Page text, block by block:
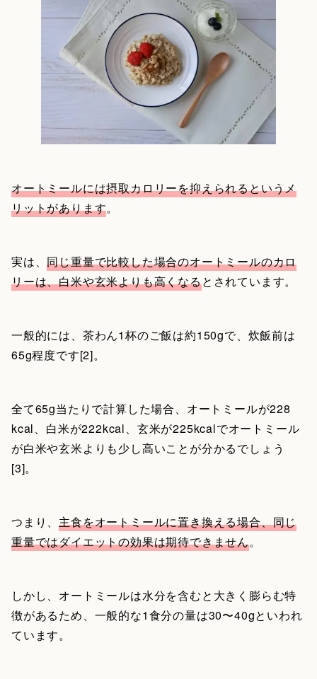
オートミールには摂取カロリーを抑えられるというメ
リットがあります。
実は、同じ重量で比較した場合のオートミールのカロ
リーは、白米や玄米よりも高くなるとされています。
一般的には、茶わん1杯のご飯は約150gで、炊飯前は
65g程度です[2]。
全て65g当たりで計算した場合、オートミールが228
kcal、白米が222kcal、玄米が225kcalでオートミール
が白米や玄米よりも少し高いことが分かるでしょう
[3]。
つまり、主食をオートミールに置き換える場合、同じ
重量ではダイエットの効果は期待できません。
しかし、オートミールは水分を含むと大きく膨らむ特
徴があるため、一般的な1食分の量は30〜40gといわれ
ています。